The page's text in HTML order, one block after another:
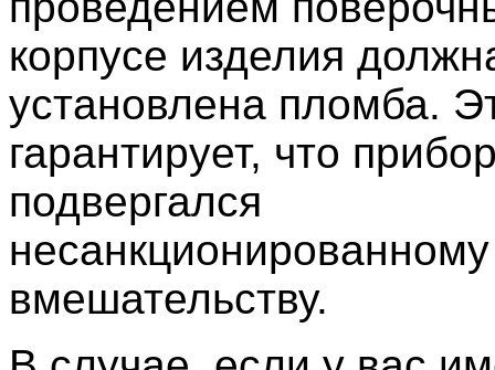
корпусе изделия
установлена пломба.
гарантирует, что
подвергался
несанкционированному
вмешательству.